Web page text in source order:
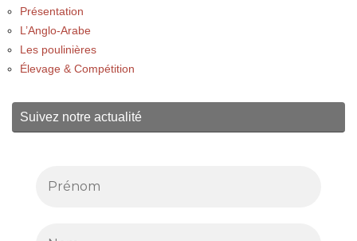
Présentation
L’Anglo-Arabe
Les poulinières
Élevage & Compétition
Suivez notre actualité